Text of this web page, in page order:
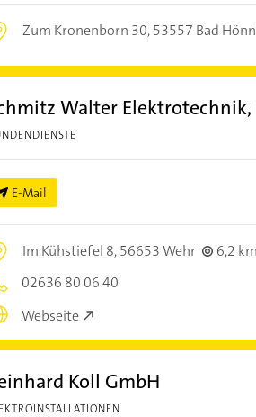
Zum Kronenborn 30,53557 Bad
Walter
E-Mail
Im Kühstiefel 8,56653 Wehr
6,2 km
02636 80 06 40
Webseite
Koll GmbH